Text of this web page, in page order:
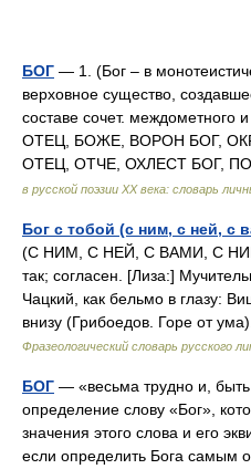
БОГ — 1. (Бог – в
верховное существо,
составе сочет. междометного
ОТЕЦ, БОЖЕ, ВОРОН БОГ,
ОТЕЦ, ОТЧЕ, ОХЛЕСТ БОГ,
в русской поэзии XX века: словарь
Бог с тобой (с ним, с ней, с
(С НИМ, С НЕЙ, С ВАМИ, С
так; согласен. [Лиза:]
Чацкий, как бельмо в глазу:
внизу (Грибоедов. Горе от
Фразеологический словарь русского
БОГ — «весьма трудно и,
определение слову «Бог»,
значения этого слова и его
если определить Бога самым